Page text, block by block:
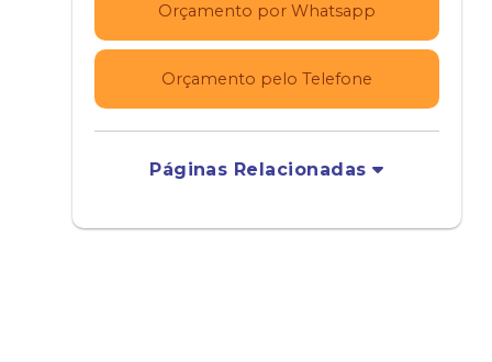
Orçamento por Whatsapp
Orçamento pelo Telefone
Páginas Relacionadas